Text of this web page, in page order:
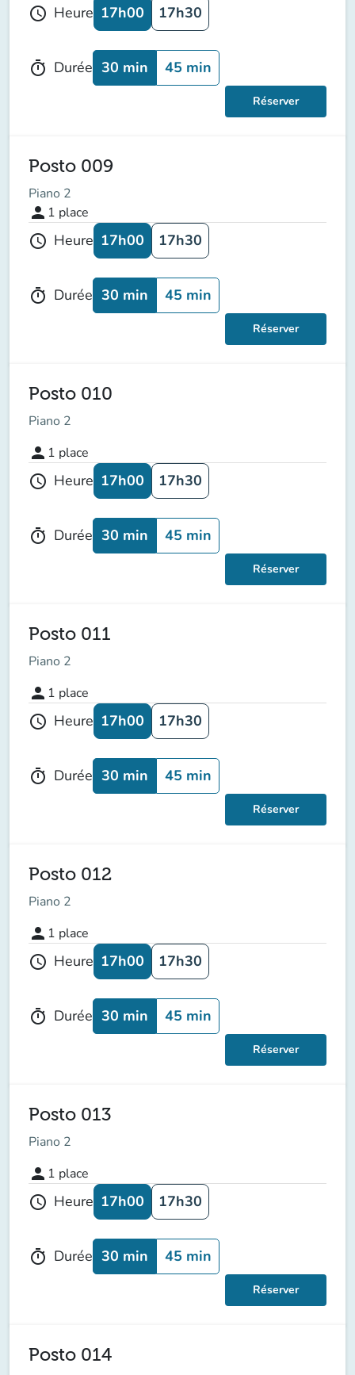
schedule Heure 17h00 17h30
timer Durée 30 min 45 min
Réserver
Posto 009
Piano 2
person 1 place
schedule Heure 17h00 17h30
timer Durée 30 min 45 min
Réserver
Posto 010
Piano 2
person 1 place
schedule Heure 17h00 17h30
timer Durée 30 min 45 min
Réserver
Posto 011
Piano 2
person 1 place
schedule Heure 17h00 17h30
timer Durée 30 min 45 min
Réserver
Posto 012
Piano 2
person 1 place
schedule Heure 17h00 17h30
timer Durée 30 min 45 min
Réserver
Posto 013
Piano 2
person 1 place
schedule Heure 17h00 17h30
timer Durée 30 min 45 min
Réserver
Posto 014